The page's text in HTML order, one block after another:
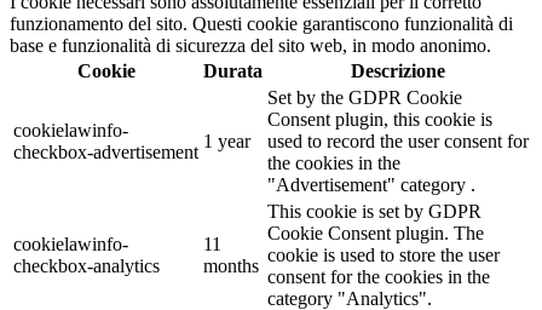
funzionamento del sito. Questi cookie garantiscono funzionalità di
base e funzionalità di sicurezza del sito web, in modo anonimo.
Cookie
Durata Descrizione
cookielawinfo-
checkbox-advertisement
1 year
Set by the GDPR Cookie
Consent plugin, this cookie is
used to record the user consent for
the cookies in the
"Advertisement" category .
cookielawinfo-
checkbox-analytics
11
months
This cookie is set by GDPR
Cookie Consent plugin. The
cookie is used to store the user
consent for the cookies in the
category "Analytics".